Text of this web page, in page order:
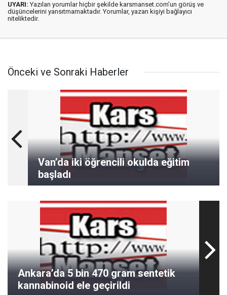
UYARI: Yazılan yorumlar hiçbir şekilde karsmanset.com’un görüş ve
düşüncelerini yansıtmamaktadır. Yorumlar, yazan kişiyi bağlayıcı
niteliktedir.
Önceki ve Sonraki Haberler
Van’da iki öğrencili okulda eğitim
başladı
Ankara’da 5 bin 470 gram sentetik
kannabinoid ele geçirildi